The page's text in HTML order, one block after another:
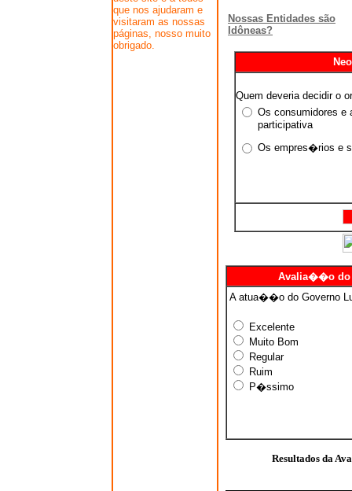
que nos ajudaram e
visitaram as nossas
páginas, nosso muito
obrigado.
Nossas Entidades são
Idôneas?
Quem deveria decidir o
Os consumidores
participativa
Os empres�rios e
Avalia��o do
A atua��o do Governo
Excelente
Muito Bom
Regular
Ruim
P�ssimo
Resultados da